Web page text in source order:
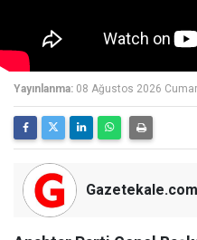
Yayınlanma: 08 Ağustos 2026
Gazetekale.com